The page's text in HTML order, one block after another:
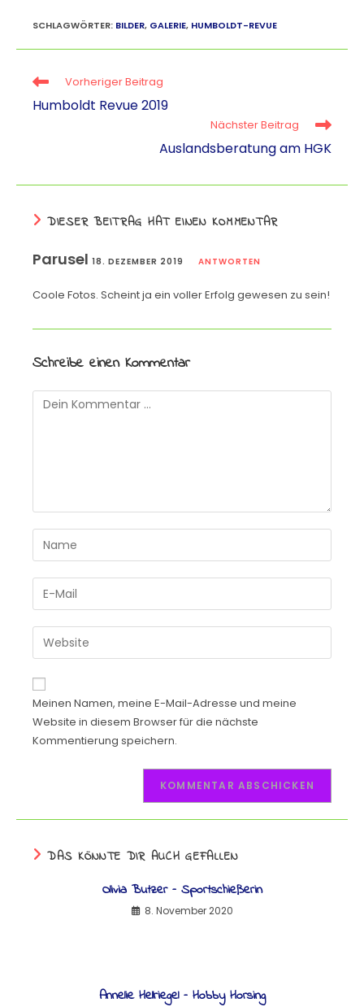
h
a
ts
A
p
el
e
gr
a
m
hr
e
e
m
a
m
ai
l
p
y
k
SCHLAGWÖRTER: BILDER, GALERIE, HUMBOLDT-REVUE
Vorheriger Beitrag
Humboldt Revue 2019
Nächster Beitrag
Auslandsberatung am HGK
DIESER BEITRAG HAT EINEN KOMMENTAR
Parusel 18. DEZEMBER 2019 ANTWORTEN
Coole Fotos. Scheint ja ein voller Erfolg gewesen zu sein!
Schreibe einen Kommentar
Meinen Namen, meine E-Mail-Adresse und meine
Website in diesem Browser für die nächste
Kommentierung speichern.
DAS KÖNNTE DIR AUCH GEFALLEN
Olivia Butzer – Sportschießerin
8. November 2020
Annelie Hellriegel – Hobby Horsing